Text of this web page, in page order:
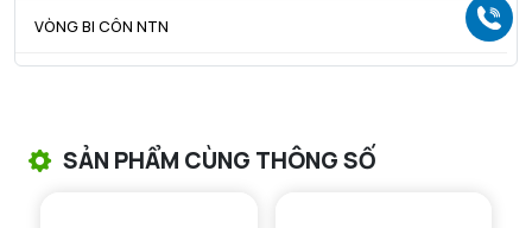
VÒNG BI CÔN NTN
SẢN PHẨM CÙNG THÔNG SỐ